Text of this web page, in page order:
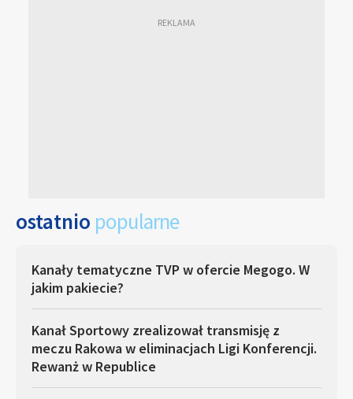
ostatnio popularne
Kanały tematyczne TVP w ofercie Megogo. W
jakim pakiecie?
Kanał Sportowy zrealizował transmisję z
meczu Rakowa w eliminacjach Ligi Konferencji.
Rewanż w Republice